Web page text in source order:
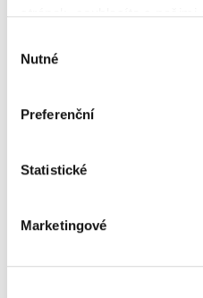
souhlasu
Nutné
Preferenční
Statistické
Marketingové